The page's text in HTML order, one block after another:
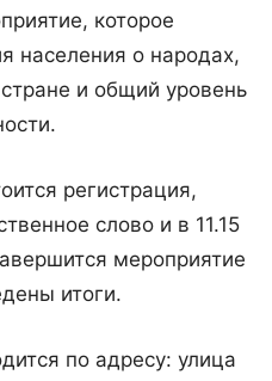
которое
населения о народах,
и общий уровень
регистрация,
слово и в 11.15
мероприятие
итоги.
по адресу: улица